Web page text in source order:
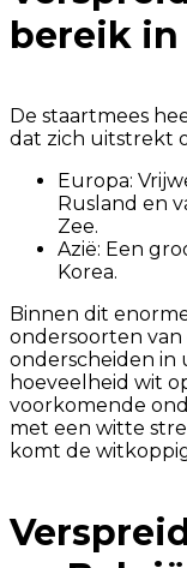
bereik in
De staartmees
dat zich uitstrekt
Europa:
Rusland en
Zee.
Azië: Een
Korea.
Binnen dit
ondersoorten van
onderscheiden in
hoeveelheid wit
voorkomende
met een witte
komt de